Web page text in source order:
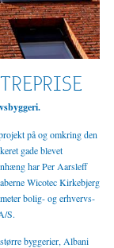
på og omkring den
gade blevet
har Per Aarsleff
Wicotec Kirkebjerg
bolig- og erhvervs­
S.
byggerier, Albani